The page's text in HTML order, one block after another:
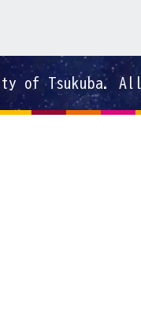
of Tsukuba.